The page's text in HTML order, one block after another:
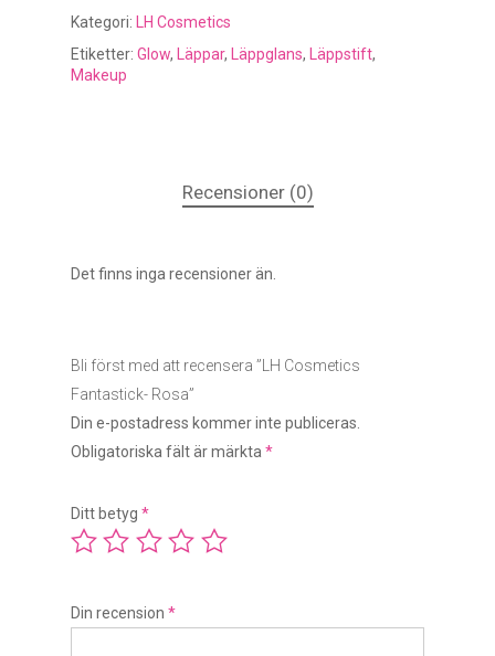
Kategori: LH Cosmetics
Etiketter: Glow, Läppar, Läppglans, Läppstift,
Makeup
Recensioner (0)
Det finns inga recensioner än.
Bli först med att recensera ”LH Cosmetics
Fantastick- Rosa”
Din e-postadress kommer inte publiceras.
Obligatoriska fält är märkta *
Ditt betyg *
Din recension *